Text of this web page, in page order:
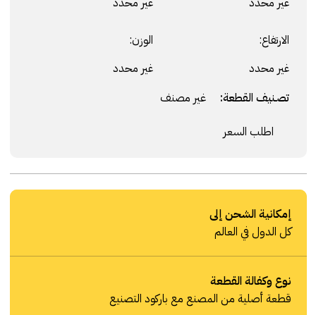
الارتفاع:
غير محدد
الوزن:
غير محدد
تصنيف القطعة: غير مصنف
اطلب السعر
إمكانية الشحن إلى
كل الدول في العالم
نوع وكفالة القطعة
قطعة أصلية من المصنع مع باركود التصنيع